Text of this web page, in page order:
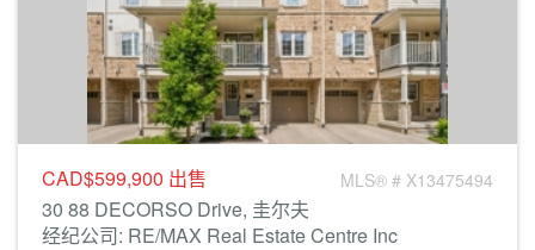
CAD$599,900 出售 MLS® # X13475494
30 88 DECORSO Drive, 圭尔夫
经纪公司: RE/MAX Real Estate Centre Inc